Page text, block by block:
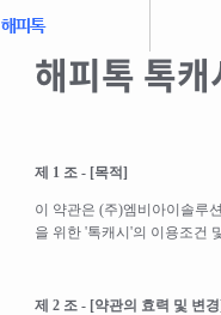
해피톡
해피톡 톡
제 1 조 - [목적]
이 약관은 (주)엠비아이솔루
을 위한 '톡캐시'의 이용조건
제 2 조 - [약관의 효력 및 변경]